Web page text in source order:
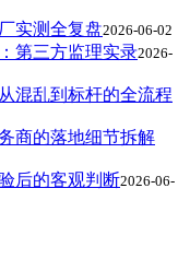
实测全复盘2026-06-02
第三方监理实录2026-
混乱到标杆的全流程
商的落地细节拆解
后的客观判断2026-06-